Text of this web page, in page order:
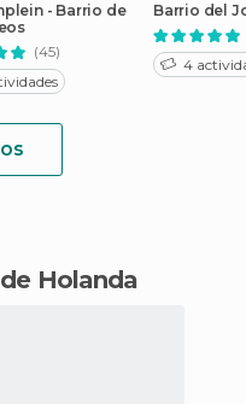
- Barrio de
(45)
Barrio del
4
Holanda